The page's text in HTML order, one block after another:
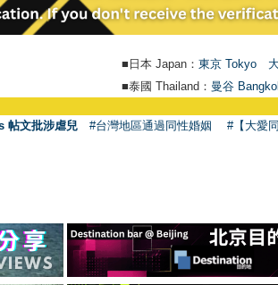
■日本 Japan： 東京 Tokyo
■泰國 Thailand： 曼谷
帖文批涉虐兒 #台灣地區通過同性婚姻 #【大愛